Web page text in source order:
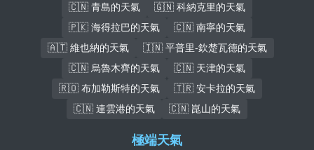
🇨🇳 青島的天氣
🇬🇳 科納克里的天氣
🇵🇰 海得拉巴的天氣
🇨🇳 南寧的天氣
🇦🇹 維也納的天氣
🇮🇳 平普里-欽楚瓦德的天氣
🇨🇳 烏魯木齊的天氣
🇨🇳 天津的天氣
🇷🇴 布加勒斯特的天氣
🇹🇷 安卡拉的天氣
🇨🇳 連雲港的天氣
🇨🇳 崑山的天氣
極端天氣